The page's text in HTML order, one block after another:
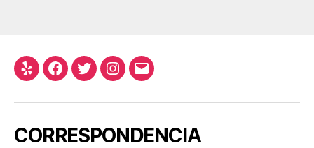
Yelp Facebook
TwitterInstagram
Correo
CORRESPONDENCIA